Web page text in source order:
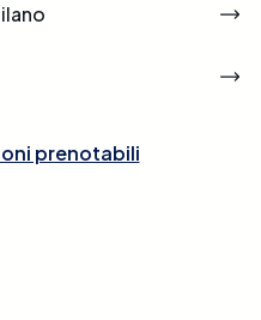
prenotabili